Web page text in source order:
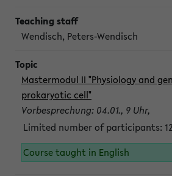
Wendisch, Peters-Wendisch
Mastermodul II "Physiology and
prokaryotic cell"
Vorbesprechung: 04.01., 9 Uhr,
Limited number of participants: 12
Course taught in English